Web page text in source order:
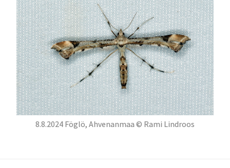
8.8.2024 Föglö, Ahvenanmaa © Rami Lindroos